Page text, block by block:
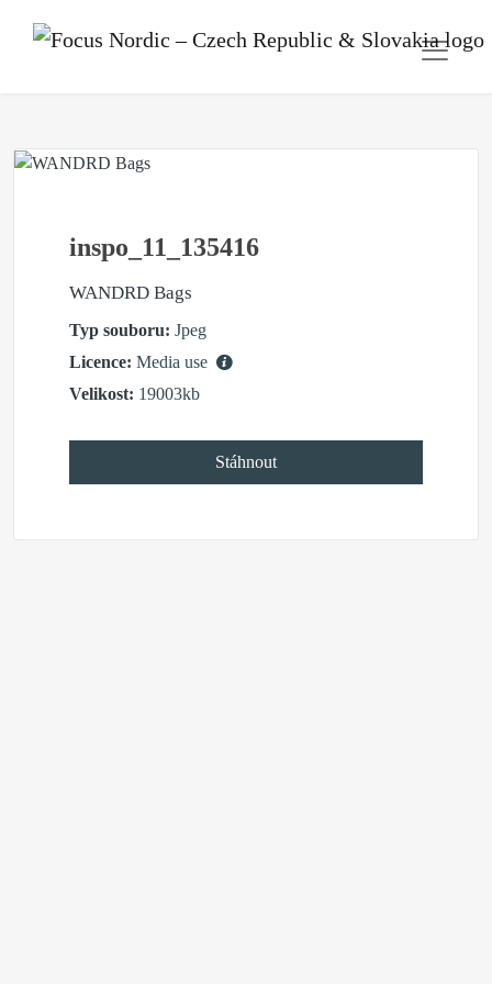
inspo_11_135416
WANDRD Bags
Typ souboru: Jpeg
Licence: Media use
Velikost: 19003kb
Stáhnout